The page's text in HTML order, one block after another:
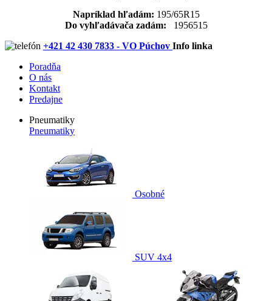
Napríklad hľadám: 195/65R15
Do vyhľadávača zadám: 1956515
+421 42 430 7833 - VO Púchov Info linka
Poradňa
O nás
Kontakt
Predajne
Pneumatiky
Pneumatiky
Osobné
SUV 4x4